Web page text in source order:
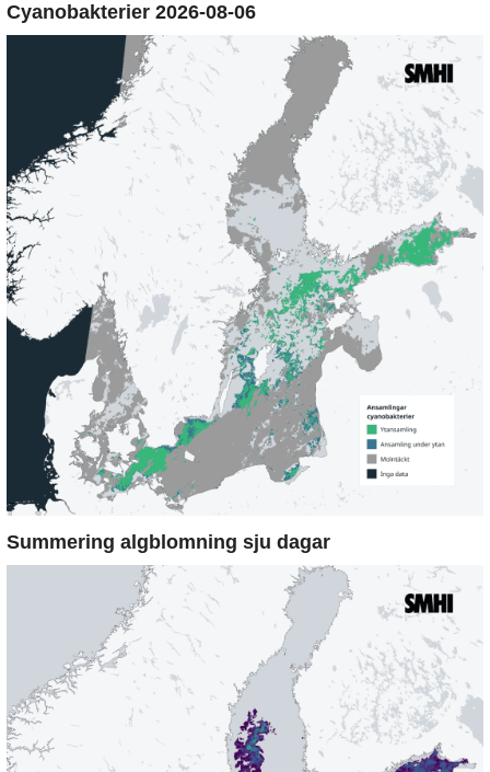
Cyanobakterier 2026-08-06
Summering algblomning sju dagar